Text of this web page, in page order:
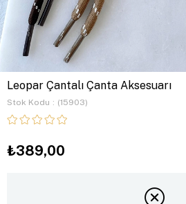
Leopar Çantalı Çanta Aksesuarı
Stok Kodu (15903)
₺389,00